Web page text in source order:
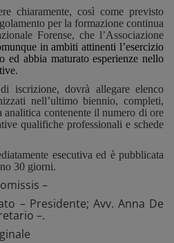
chiaramente, così come previsto
per la formazione continua
Forense, che l’Associazione
in ambiti attinenti l’esercizio
ed abbia maturato esperienze nello
.
di iscrizione, dovrà allegare elenco
nell’ultimo biennio, completi,
analitica contenente il numero di ore
qualifiche professionali e schede
esecutiva ed è pubblicata
30 giorni.
–
– Presidente; Avv. Anna De
–.